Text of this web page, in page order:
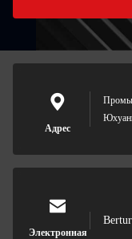
Адрес
Электронная